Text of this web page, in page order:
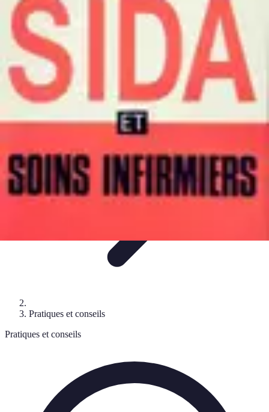
Infirmiers à Domicile
Pratiques et erreurs
Choix de l'infirmier
Technologie et
Innovation
Communication
Infirmiers à Domicile
Pratiques et conseils
Pratiques et conseils